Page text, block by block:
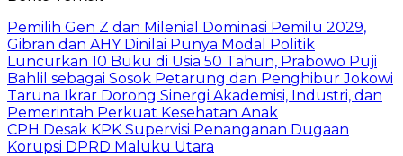
Pemilih Gen Z dan Milenial Dominasi Pemilu 2029,
Gibran dan AHY Dinilai Punya Modal Politik
Luncurkan 10 Buku di Usia 50 Tahun, Prabowo Puji
Bahlil sebagai Sosok Petarung dan Penghibur Jokowi
Taruna Ikrar Dorong Sinergi Akademisi, Industri, dan
Pemerintah Perkuat Kesehatan Anak
CPH Desak KPK Supervisi Penanganan Dugaan
Korupsi DPRD Maluku Utara